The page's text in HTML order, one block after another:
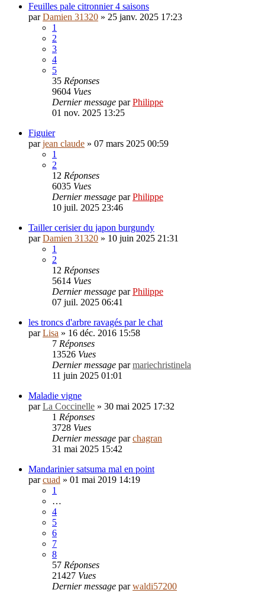
Feuilles pale citronnier 4 saisons
parDamien 31320 » 25 janv. 2025 17:23
1
2
3
4
5
35 Réponses
9604 Vues
Dernier message parPhilippe
01 nov. 2025 13:25
Figuier
parjean claude » 07 mars 2025 00:59
1
2
12 Réponses
6035 Vues
Dernier message parPhilippe
10 juil. 2025 23:46
Tailler cerisier du japon burgundy
parDamien 31320 » 10 juin 2025 21:31
1
2
12 Réponses
5614 Vues
Dernier message parPhilippe
07 juil. 2025 06:41
les troncs d'arbre ravagés par le chat
parLisa » 16 déc. 2016 15:58
7 Réponses
13526 Vues
Dernier message parmariechristinela
11 juin 2025 01:01
Maladie vigne
parLa Coccinelle » 30 mai 2025 17:32
1 Réponses
3728 Vues
Dernier message parchagran
31 mai 2025 15:42
Mandarinier satsuma mal en point
parcuad » 01 mai 2019 14:19
1
…
4
5
6
7
8
57 Réponses
21427 Vues
Dernier message parwaldi57200